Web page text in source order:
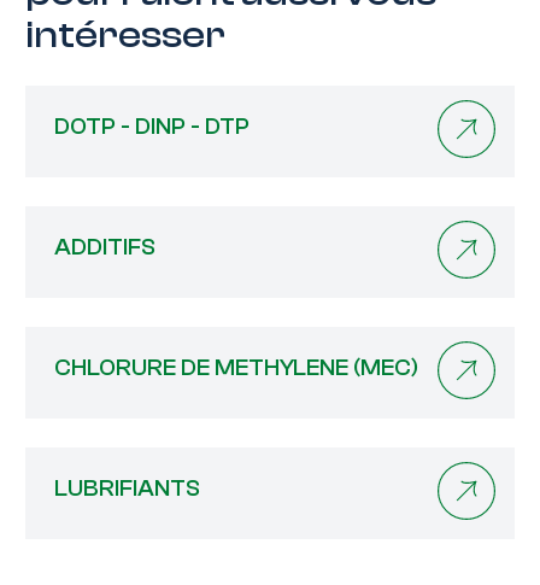
intéresser
DOTP - DINP - DTP
ADDITIFS
CHLORURE DE METHYLENE (MEC)
LUBRIFIANTS